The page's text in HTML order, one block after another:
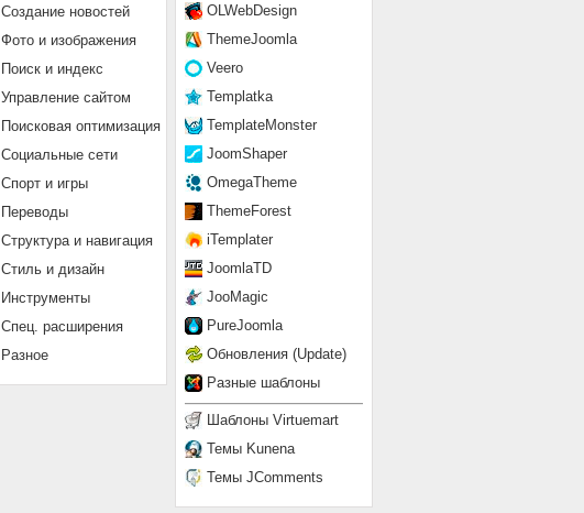
OLWebDesign
ThemeJoomla
Veero
Templatka
TemplateMonster
JoomShaper
OmegaTheme
ThemeForest
iTemplater
JoomlaTD
JooMagic
PureJoomla
Обновления (Update)
Разные шаблоны
Шаблоны Virtuemart
Темы Kunena
Темы JComments
Создание новостей
Фото и изображения
Поиск и индекс
Управление сайтом
Поисковая оптимизация
Социальные сети
Спорт и игры
Переводы
Структура и навигация
Стиль и дизайн
Инструменты
Спец. расширения
Разное